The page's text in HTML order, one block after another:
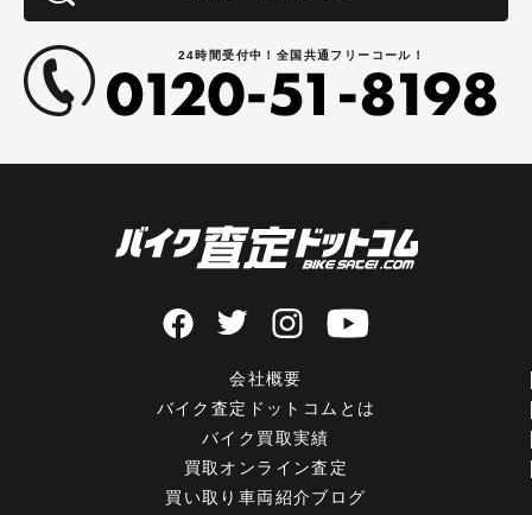
24時間受付中！全国共通フリーコール！
会社概要
バイク査定ドットコムとは
バイク買取実績
買取オンライン査定
買い取り車両紹介ブログ